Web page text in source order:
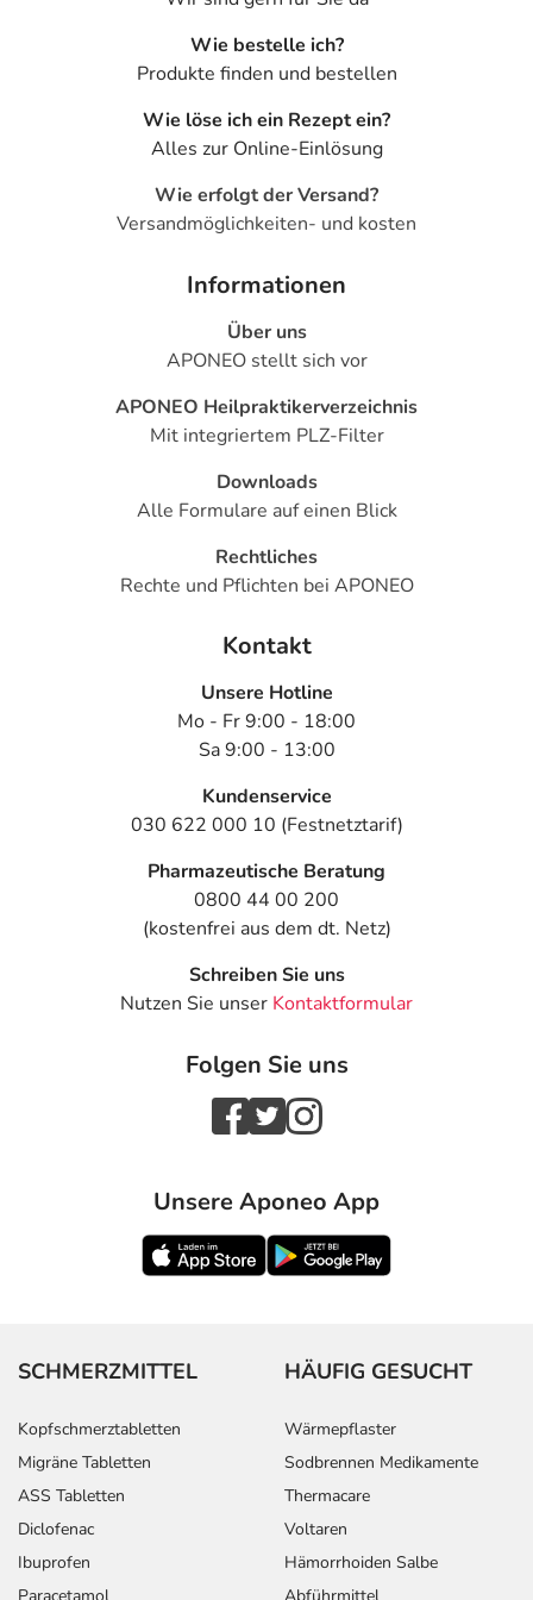
elektronische Adresse: adv_de@pierre-fabre.com
Wie bestelle ich?
Produkte finden und bestellen
Wie löse ich ein Rezept ein?
Alles zur Online-Einlösung
Wie erfolgt der Versand?
Versandmöglichkeiten- und kosten
Informationen
Über uns
APONEO stellt sich vor
APONEO Heilpraktikerverzeichnis
Mit integriertem PLZ-Filter
Downloads
Alle Formulare auf einen Blick
Rechtliches
Rechte und Pflichten bei APONEO
Kontakt
Unsere Hotline
Mo - Fr 9:00 - 18:00
Sa 9:00 - 13:00
Kundenservice
030 622 000 10 (Festnetztarif)
Pharmazeutische Beratung
0800 44 00 200
(kostenfrei aus dem dt. Netz)
Schreiben Sie uns
Nutzen Sie unser Kontaktformular
Folgen Sie uns
Unsere Aponeo App
SCHMERZMITTEL
Kopfschmerztabletten
Migräne Tabletten
ASS Tabletten
Diclofenac
Ibuprofen
HÄUFIG GESUCHT
Wärmepflaster
Sodbrennen Medikamente
Thermacare
Voltaren
Hämorrhoiden Salbe